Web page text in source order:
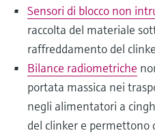
Sensori di blocco non
raccolta del materiale
raffreddamento del
Bilance radiometriche
portata massica nei
negli alimentatori a
del clinker e permettono